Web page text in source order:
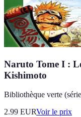
Naruto Tome I :
Kishimoto
Bibliothèque verte
2.99 EURVoir le prix